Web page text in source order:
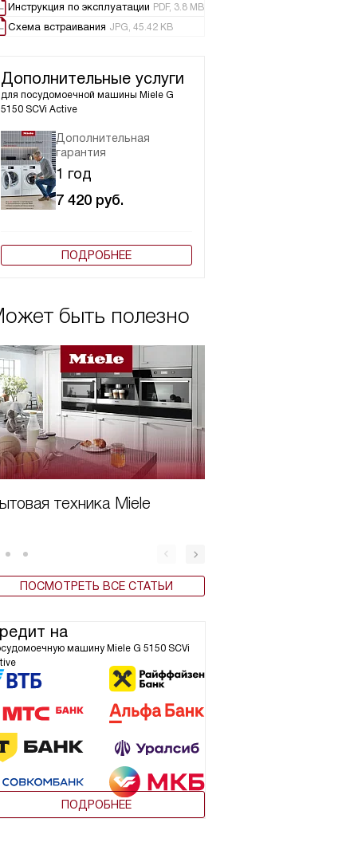
Инструкция по эксплуатации PDF, 3.8 MB
Схема встраивания JPG, 45.42 KB
Дополнительные услуги
для посудомоечной машины Miele G
5150 SCVi Active
Дополнительная
гарантия
1 год
7 420 руб.
ПОДРОБНЕЕ
быть полезно
техника Miele
ПОСМОТРЕТЬ ВСЕ СТАТЬИ
на
машину Miele G 5150 SCVi
ПОДРОБНЕЕ